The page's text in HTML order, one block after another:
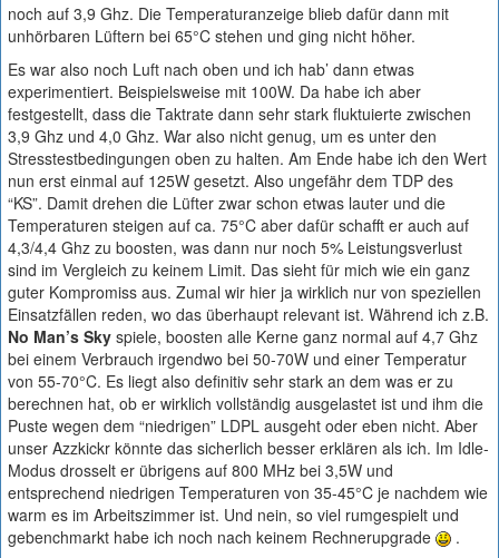
noch auf 3,9 Ghz. Die Temperaturanzeige blieb dafür dann mit
unhörbaren Lüftern bei 65°C stehen und ging nicht höher.
Es war also noch Luft nach oben und ich hab’ dann etwas
experimentiert. Beispielsweise mit 100W. Da habe ich aber
festgestellt, dass die Taktrate dann sehr stark fluktuierte zwischen
3,9 Ghz und 4,0 Ghz. War also nicht genug, um es unter den
Stresstestbedingungen oben zu halten. Am Ende habe ich den Wert
nun erst einmal auf 125W gesetzt. Also ungefähr dem TDP des
“KS”. Damit drehen die Lüfter zwar schon etwas lauter und die
Temperaturen steigen auf ca. 75°C aber dafür schafft er auch auf
4,3/4,4 Ghz zu boosten, was dann nur noch 5% Leistungsverlust
sind im Vergleich zu keinem Limit. Das sieht für mich wie ein ganz
guter Kompromiss aus. Zumal wir hier ja wirklich nur von speziellen
Einsatzfällen reden, wo das überhaupt relevant ist. Während ich z.B.
No Man’s Sky spiele, boosten alle Kerne ganz normal auf 4,7 Ghz
bei einem Verbrauch irgendwo bei 50-70W und einer Temperatur
von 55-70°C. Es liegt also definitiv sehr stark an dem was er zu
berechnen hat, ob er wirklich vollständig ausgelastet ist und ihm die
Puste wegen dem “niedrigen” LDPL ausgeht oder eben nicht. Aber
unser Azzkickr könnte das sicherlich besser erklären als ich. Im Idle-
Modus drosselt er übrigens auf 800 MHz bei 3,5W und
entsprechend niedrigen Temperaturen von 35-45°C je nachdem wie
warm es im Arbeitszimmer ist. Und nein, so viel rumgespielt und
gebenchmarkt habe ich noch nach keinem Rechnerupgrade
.